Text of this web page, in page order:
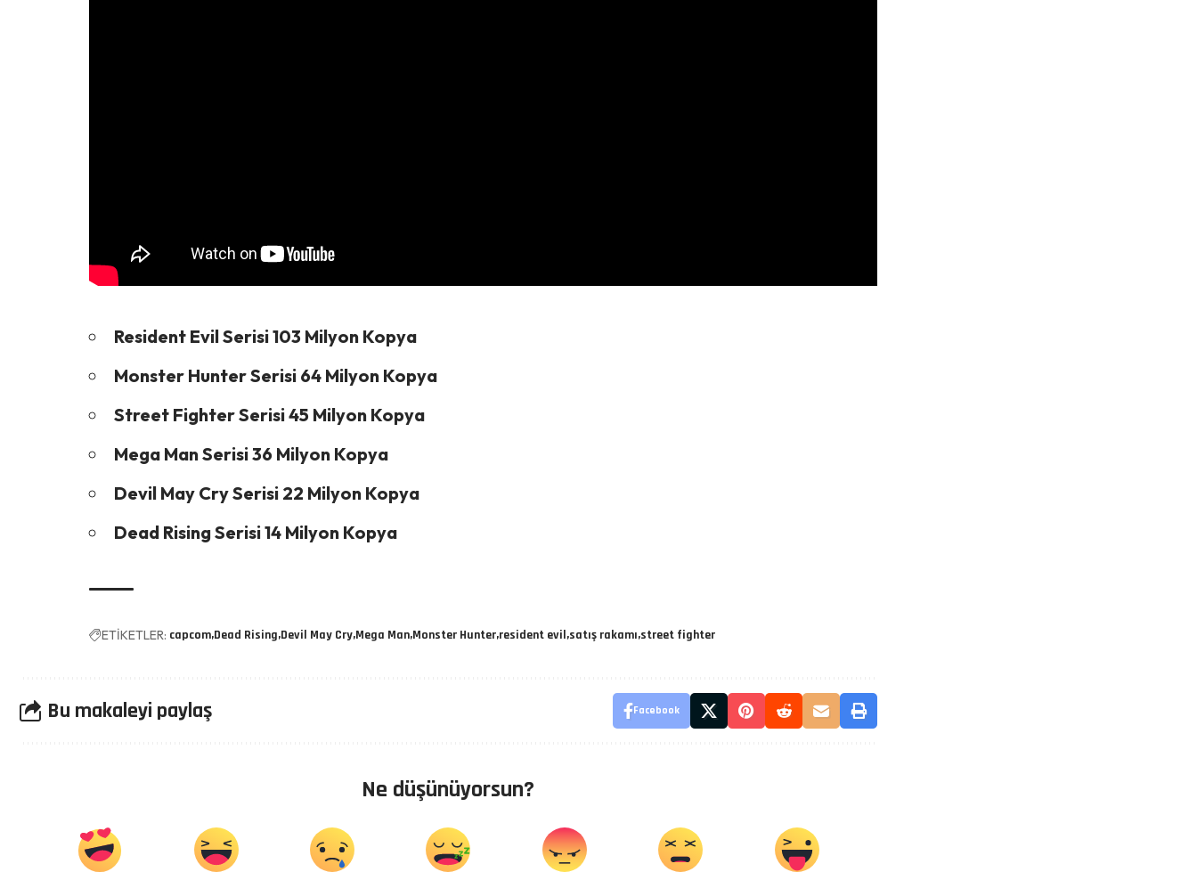
Resident Evil Serisi 103 Milyon Kopya
Monster Hunter Serisi 64 Milyon Kopya
Street Fighter Serisi 45 Milyon Kopya
Mega Man Serisi 36 Milyon Kopya
Devil May Cry Serisi 22 Milyon Kopya
Dead Rising Serisi 14 Milyon Kopya
ETİKETLER: capcom Dead Rising Devil May Cry Mega Man Monster Hunter resident evil satış rakamı street fighter
Bu makaleyi paylaş Facebook
Ne düşünüyorsun?